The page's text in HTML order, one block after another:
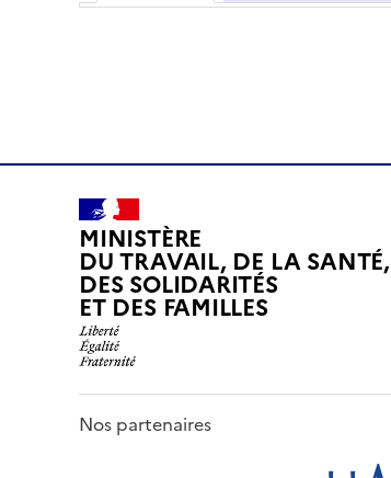
MINISTÈRE
DU TRAVAIL, DE LA SANTÉ,
DES SOLIDARITÉS
ET DES FAMILLES
Nos partenaires